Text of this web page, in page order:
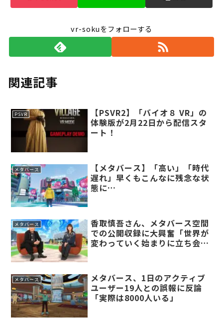
vr-sokuをフォローする
関連記事
PSVR
【PSVR2】「バイオ８ VR」の
体験版が2月22日から配信スタ
ート！
メタバース
【メタバース】「高い」「時代
遅れ」早くもこんなに残念な状
態に…
メタバース
香取慎吾さん、メタバース空間
での公開収録に大興奮「世界が
変わっていく始まりに立ち会え
メタバース
メタバース、1日のアクティブ
ユーザー19人との誤報に反論
「実際は8000人いる」